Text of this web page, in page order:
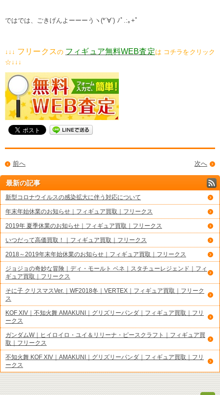
ではでは、ごきげんよーーーうヽ(*´∀`) ﾉﾟ.:｡+ﾟ
↓↓↓ フリークスの フィギュア無料WEB査定は コチラをクリック
☆↓↓↓
次へ
前へ
最新の記事
新型コロナウイルスの感染拡大に伴う対応について
年末年始休業のお知らせ｜フィギュア買取｜フリークス
2019年 夏季休業のお知らせ｜フィギュア買取｜フリークス
いつだって高価買取！｜フィギュア買取｜フリークス
2018～2019年末年始休業のお知らせ｜フィギュア買取｜フリークス
ジョジョの奇妙な冒険｜ディ・モールト ベネ｜スタチューレジェンド｜フィ
ギュア買取｜フリークス
そに子 クリスマスVer.｜WF2018冬｜VERTEX｜フィギュア買取｜フリーク
ス
KOF XIV｜不知火舞 AMAKUNI｜グリズリーパンダ｜フィギュア買取｜フリ
ークス
ガンダムW｜ヒイロイロ・ユイ＆リリーナ・ピースクラフト｜フィギュア買
取｜フリークス
不知火舞 KOF XIV｜AMAKUNI｜グリズリーパンダ｜フィギュア買取｜フリ
ークス